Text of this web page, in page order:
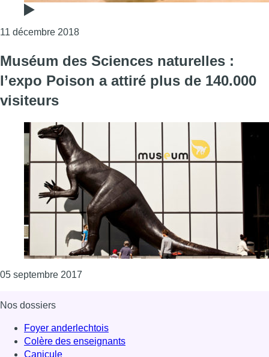
11 décembre 2018Consulter l'article "La météorite de Tintigny
Muséum des Sciences naturelles :
l’expo Poison a attiré plus de 140.000
visiteurs
05 septembre 2017
Nos dossiers
Foyer anderlechtois
Colère des enseignants
Canicule